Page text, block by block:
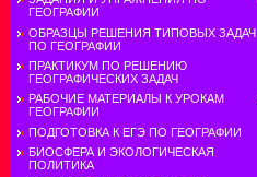
ГЕОГРАФИИ
ОБРАЗЦЫ РЕШЕНИЯ ТИПОВЫХ ЗАДАЧ
ПО ГЕОГРАФИИ
ПРАКТИКУМ ПО РЕШЕНИЮ
ГЕОГРАФИЧЕСКИХ ЗАДАЧ
РАБОЧИЕ МАТЕРИАЛЫ К УРОКАМ
ГЕОГРАФИИ
ПОДГОТОВКА К ЕГЭ ПО ГЕОГРАФИИ
БИОСФЕРА И ЭКОЛОГИЧЕСКАЯ
ПОЛИТИКА